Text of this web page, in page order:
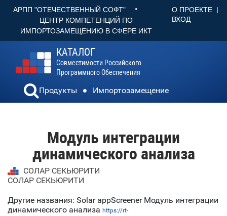
АРПП "ОТЕЧЕСТВЕННЫЙ СОФТ" •
ЦЕНТР КОМПЕТЕНЦИЙ ПО
ИМПОРТОЗАМЕЩЕНИЮ В СФЕРЕ ИКТ
О ПРОЕКТЕ
ВХОД
КАТАЛОГ
Совместимости Российского
Программного Обеспечения
Продукты Импортозамещение
Модуль интеграции
динамического анализа
СОЛАР СЕКЬЮРИТИ
СОЛАР СЕКЬЮРИТИ
Другие названия: Solar appScreener Модуль интеграции
динамического анализа https://rt-